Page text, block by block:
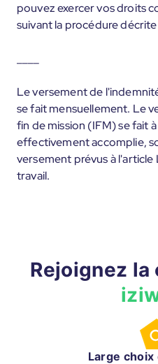
pouvez exercer vos droits
suivant la procédure
Le versement de
se fait mensuellement. Le
fin de mission (IFM) se fait
effectivement accomplie,
versement prévus à
travail.
Rejoignez la
Large